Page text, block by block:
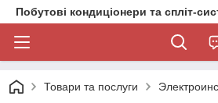
Побутові кондиціонери та спліт-
Товари та послуги